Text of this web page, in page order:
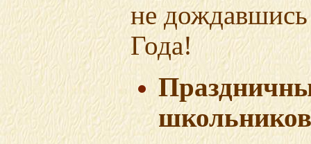
не дождавшись
Года!
школьников